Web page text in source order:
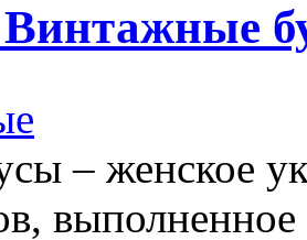
– женское